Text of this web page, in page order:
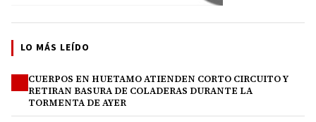
LO MÁS LEÍDO
CUERPOS EN HUETAMO ATIENDEN CORTO CIRCUITO Y
RETIRAN BASURA DE COLADERAS DURANTE LA
TORMENTA DE AYER